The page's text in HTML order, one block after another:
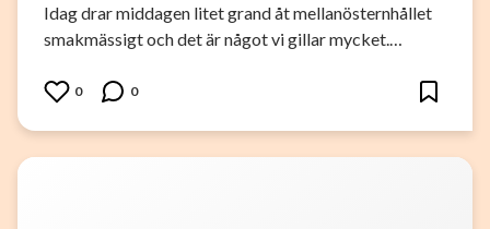
Idag drar middagen litet grand åt mellanösternhållet
smakmässigt och det är något vi gillar mycket.…
0 0